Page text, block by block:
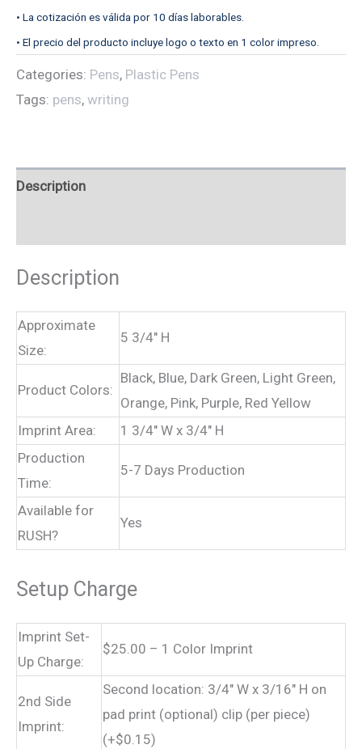
• La cotización es válida por 10 días laborables.
• El precio del producto incluye logo o texto en 1 color impreso.
Categories: Pens, Plastic Pens
Tags: pens, writing
Description
Description
Approximate
Size:
5 3/4″ H
Product Colors:
Black, Blue, Dark Green, Light Green,
Orange, Pink, Purple, Red Yellow
Imprint Area:
1 3/4″ W x 3/4″ H
Production
Time:
5-7 Days Production
Available for
RUSH?
Yes
Setup Charge
Imprint Set-
Up Charge:
$25.00 – 1 Color Imprint
2nd Side
Imprint:
Second location: 3/4″ W x 3/16″ H on
pad print (optional) clip (per piece)
(+$0.15)